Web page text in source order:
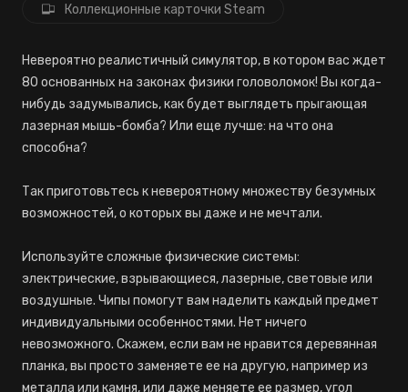
Коллекционные карточки Steam
Невероятно реалистичный симулятор, в котором вас ждет
80 основанных на законах физики головоломок! Вы когда-
нибудь задумывались, как будет выглядеть прыгающая
лазерная мышь-бомба? Или еще лучше: на что она
способна?
Так приготовьтесь к невероятному множеству безумных
возможностей, о которых вы даже и не мечтали.
Используйте сложные физические системы:
электрические, взрывающиеся, лазерные, световые или
воздушные. Чипы помогут вам наделить каждый предмет
индивидуальными особенностями. Нет ничего
невозможного. Скажем, если вам не нравится деревянная
планка, вы просто заменяете ее на другую, например из
металла или камня, или даже меняете ее размер, угол